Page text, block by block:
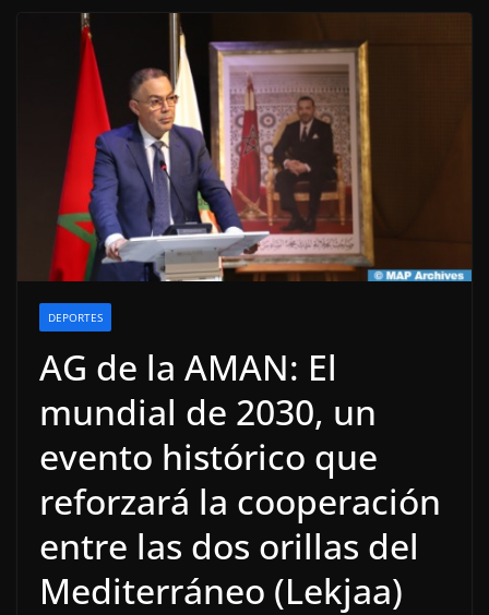
DEPORTES
AG de la AMAN: El
mundial de 2030, un
evento histórico que
reforzará la cooperación
entre las dos orillas del
Mediterráneo (Lekjaa)